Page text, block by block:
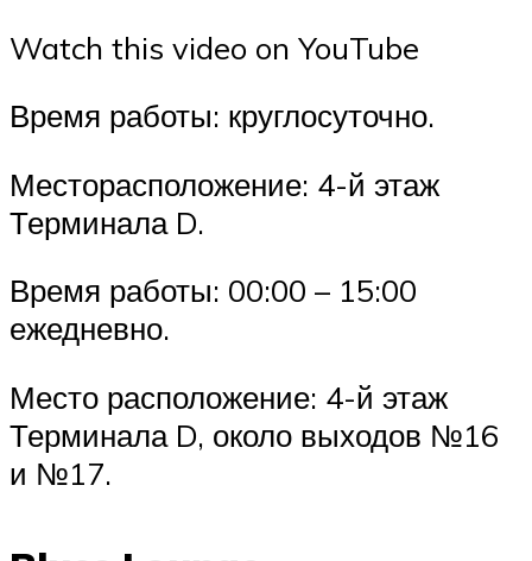
Watch this video on YouTube
Время работы: круглосуточно.
Месторасположение: 4-й этаж
Терминала D.
Время работы: 00:00 – 15:00
ежедневно.
Место расположение: 4-й этаж
Терминала D, около выходов №16
и №17.